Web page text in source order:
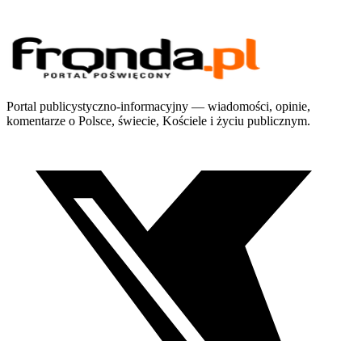
Portal publicystyczno-informacyjny — wiadomości, opinie,
komentarze o Polsce, świecie, Kościele i życiu publicznym.